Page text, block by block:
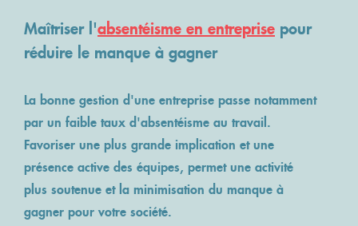
VOS TÉMOIGNAGES
REVUE DE PRESSE
Maîtriser l'absentéisme en entreprise pour
réduire le manque à gagner
La bonne gestion d'une entreprise passe notamment
par un faible taux d'absentéisme au travail .
Favoriser une plus grande implication et une
présence active des équipes, permet une activité
plus soutenue et la minimisation du manque à
gagner pour votre société.